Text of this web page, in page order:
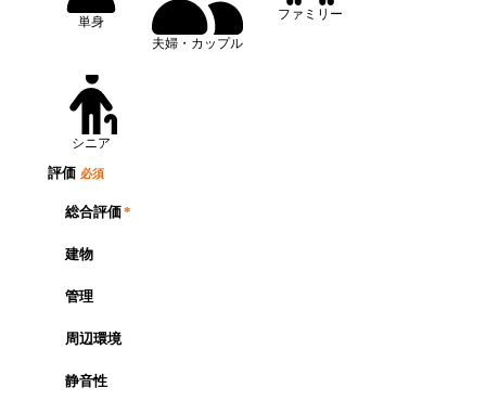
単身
夫婦・カップル
ファミリー
シニア
評価 必須
総合評価*
建物
管理
周辺環境
静音性